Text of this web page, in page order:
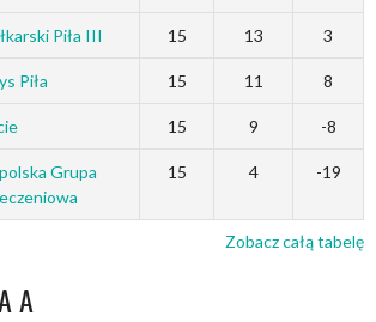
Piła III 15 13 3
Piła 15 11 8
15 9 -8
Grupa
15 4 -19
Zobacz całą tabelę
A